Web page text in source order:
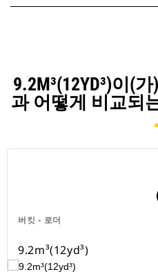
9.2M³(12YD³)이(
과 어떻게 비교되
버킷 - 로더
9.2m³(12yd³)